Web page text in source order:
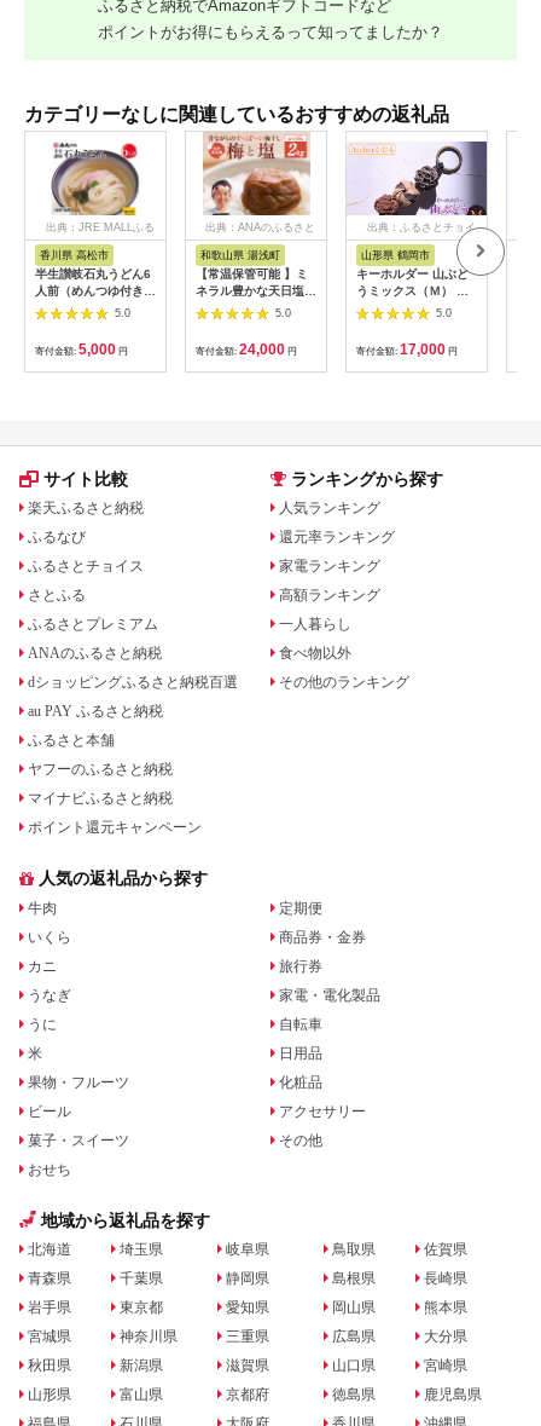
ふるさと納税でAmazonギフトコードなど
ポイントがお得にもらえるって知ってましたか？
カテゴリーなしに関連しているおすすめの返礼品
出典：JRE MALLふる
さと納税
香川県 高松市
半生讃岐石丸うどん6
人前（めんつゆ付き）
麺300g×2袋
5.0
寄付金額: 5,000 円
出典：ANAのふるさと
和歌山県 湯浅町
【常温保管可能 】ミ
ネラル豊かな天日塩だ
けで漬けた無添加梅干
し2kg 梅ボーイズ｜
B201_EP6024
5.0
寄付金額: 24,000 円
出典：ふるさとチョイ
山形県 鶴岡市
キーホルダー 山ぶど
うミックス（Ｍ） 山
形県鶴岡市 アトリエ
かおる | 山葡萄 雑貨
キーホルダー ギフト
贈り物 お取り寄せ 返
礼品
5.0
寄付金額: 17,000 円
サイト比較
楽天ふるさと納税
ふるなび
ふるさとチョイス
さとふる
ふるさとプレミアム
ANAのふるさと納税
dショッピングふるさと納税百選
au PAY ふるさと納税
ふるさと本舗
ヤフーのふるさと納税
マイナビふるさと納税
ポイント還元キャンペーン
ランキングから探す
人気ランキング
還元率ランキング
家電ランキング
高額ランキング
一人暮らし
食べ物以外
その他のランキング
人気の返礼品から探す
牛肉
いくら
カニ
うなぎ
うに
米
果物・フルーツ
ビール
菓子・スイーツ
おせち
定期便
商品券・金券
旅行券
家電・電化製品
自転車
日用品
化粧品
アクセサリー
その他
地域から返礼品を探す
北海道
青森県
岩手県
宮城県
秋田県
山形県
埼玉県
千葉県
東京都
神奈川県
新潟県
富山県
岐阜県
静岡県
愛知県
三重県
滋賀県
京都府
鳥取県
島根県
岡山県
広島県
山口県
徳島県
佐賀県
長崎県
熊本県
大分県
宮崎県
鹿児島県